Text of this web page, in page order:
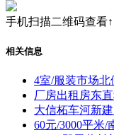
手机扫描二维码查看↑
相关信息
4室/服装市场北
厂房出租房东直
大信柘车河新
60元/3000平米/